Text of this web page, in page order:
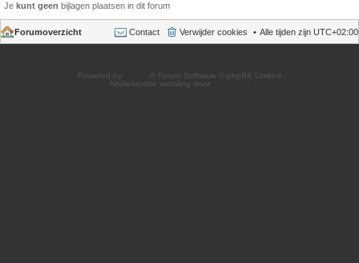
Je kunt geen bijlagen plaatsen in dit forum
Forumoverzicht Alle tijden zijn UTC+02:00
Verwijder cookies
Contact
Powered by
® Forum Software © phpBB Limited
Nederlandse vertaling door